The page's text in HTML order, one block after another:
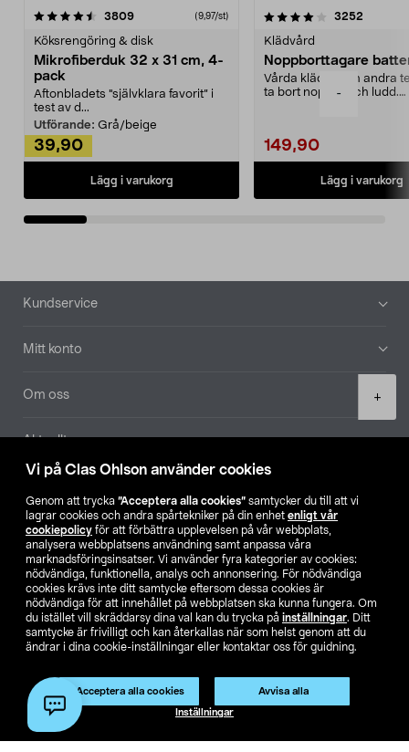
Vi på Clas Ohlson använder cookies
Genom att trycka ”Acceptera alla cookies” samtycker du till att vi
lagrar cookies och andra spårtekniker på din enhet enligt vår
cookiepolicy för att förbättra upplevelsen på vår webbplats,
analysera webbplatsens användning samt anpassa våra
marknadsföringsinsatser. Vi använder fyra kategorier av cookies:
nödvändiga, funktionella, analys och annonsering. För nödvändiga
cookies krävs inte ditt samtycke eftersom dessa cookies är
nödvändiga för att innehållet på webbplatsen ska kunna fungera. Om
du istället vill skräddarsy dina val kan du trycka på inställningar. Ditt
samtycke är frivilligt och kan återkallas när som helst genom att du
ändrar i dina cookie-inställningar eller kontaktar oss för guidning.
Acceptera alla cookies Avvisa alla
Inställningar
-
+
3809recensioner (9,97/st)
Köksrengöring & disk
Mikrofiberduk 32 x 31 cm, 4-
pack
Aftonbladets "självklara favorit” i
test av d...
Utförande: Grå/beige
39,90
Lägg i varukorg
4.0av 5 stjärnor 3252
Klädvård
Noppborttagare
Vårda kläder och andra
ta bort noppor och ludd.
149,90
Lägg i varukorg
4.5av 5 stjärnor
Sidfot
Kundservice
Mitt konto
Om oss
Aktuellt
Hitta butik
SE NO FI
Köpvillkor Privacy statement Klubbvillkor
För företag
Ändra till priser exklusive moms